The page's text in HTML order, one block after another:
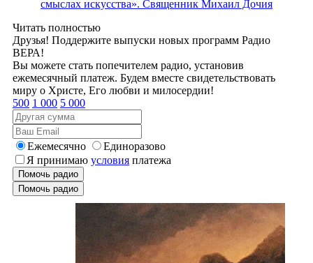
смыслах искусства». Священник Михаил Дочия
Читать полностью
Друзья! Поддержите выпуски новых программ Радио
ВЕРА!
Вы можете стать попечителем радио, установив
ежемесячный платеж. Будем вместе свидетельствовать
миру о Христе, Его любви и милосердии!
500 1 000 5 000
Ежемесячно
Единоразово
Я принимаю условия платежа
Помочь радио
Помочь радио